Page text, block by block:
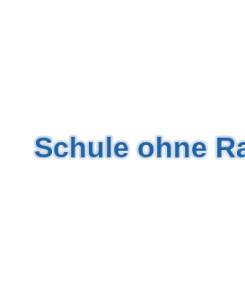
Schule ohne